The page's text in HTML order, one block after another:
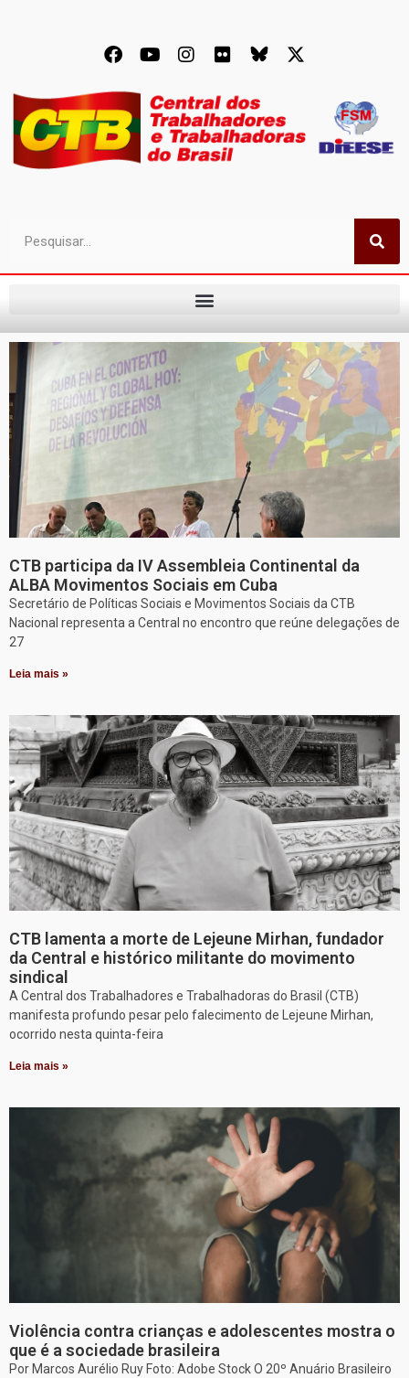
CTB participa da IV Assembleia Continental da
ALBA Movimentos Sociais em Cuba
Secretário de Políticas Sociais e Movimentos Sociais da CTB
Nacional representa a Central no encontro que reúne delegações de
27
Leia mais »
CTB lamenta a morte de Lejeune Mirhan, fundador
da Central e histórico militante do movimento
sindical
A Central dos Trabalhadores e Trabalhadoras do Brasil (CTB)
manifesta profundo pesar pelo falecimento de Lejeune Mirhan,
ocorrido nesta quinta-feira
Leia mais »
Violência contra crianças e adolescentes mostra o
que é a sociedade brasileira
Por Marcos Aurélio Ruy Foto: Adobe Stock O 20º Anuário Brasileiro